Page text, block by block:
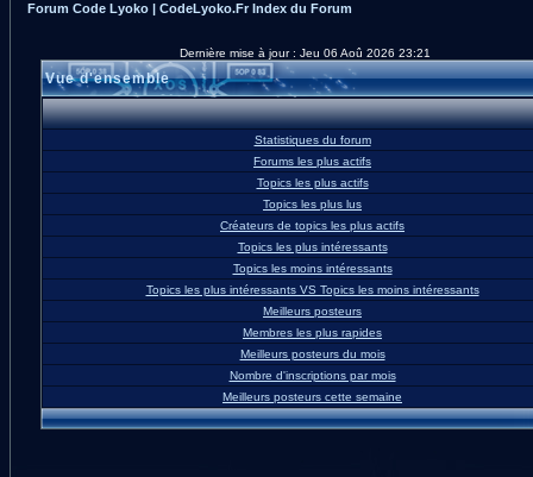
Forum Code Lyoko | CodeLyoko.Fr Index du Forum
Dernière mise à jour : Jeu 06 Aoû 2026 23:21
Vue d'ensemble
Statistiques du forum
Forums les plus actifs
Topics les plus actifs
Topics les plus lus
Créateurs de topics les plus actifs
Topics les plus intéressants
Topics les moins intéressants
Topics les plus intéressants VS Topics les moins intéressants
Meilleurs posteurs
Membres les plus rapides
Meilleurs posteurs du mois
Nombre d'inscriptions par mois
Meilleurs posteurs cette semaine